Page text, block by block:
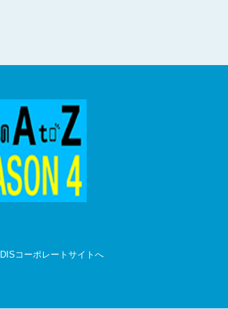
DISコーポレートサイトへ